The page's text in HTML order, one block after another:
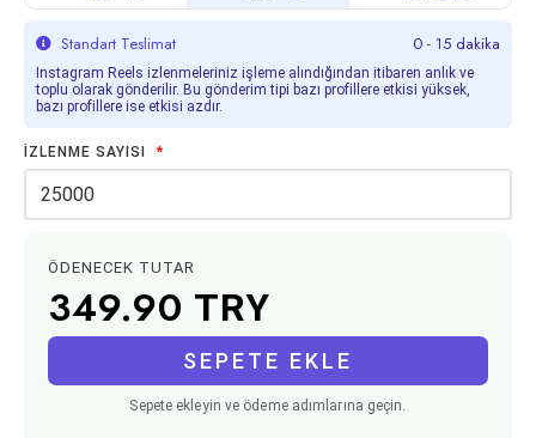
Standart Teslimat 0 - 15 dakika
Instagram Reels izlenmeleriniz işleme alındığından itibaren anlık ve
toplu olarak gönderilir. Bu gönderim tipi bazı profillere etkisi yüksek,
bazı profillere ise etkisi azdır.
İZLENME SAYISI *
ÖDENECEK TUTAR
349.90 TRY
SEPETE EKLE
Sepete ekleyin ve ödeme adımlarına geçin.